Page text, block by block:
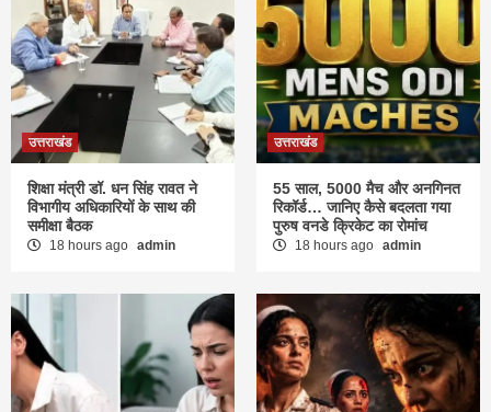
उत्तराखंड
शिक्षा मंत्री डॉ. धन सिंह रावत ने
विभागीय अधिकारियों के साथ की
समीक्षा बैठक
18 hours ago admin
उत्तराखंड
55 साल, 5000 मैच और अनगिनत
रिकॉर्ड… जानिए कैसे बदलता गया
पुरुष वनडे क्रिकेट का रोमांच
18 hours ago admin